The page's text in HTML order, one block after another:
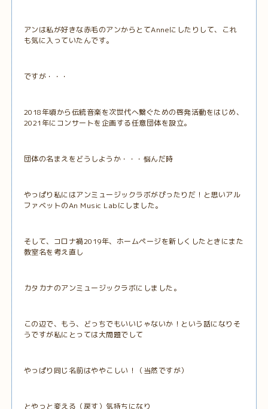
アンは私が好きな赤毛のアンからとてAnneにしたりして、これ
も気に入っていたんです。
ですが・・・
2018年頃から伝統音楽を次世代へ繋ぐための啓発活動をはじめ、
2021年にコンサートを企画する任意団体を設立。
団体の名まえをどうしようか・・・悩んだ時
やっぱり私にはアンミュージックラボがぴったりだ！と思いアル
ファベットのAn Music Labにしました。
そして、コロナ禍2019年、ホームページを新しくしたときにまた
教室名を考え直し
カタカナのアンミュージックラボにしました。
この辺で、もう、どっちでもいいじゃないか！という話になりそ
うですが私にとっては大問題でして
やっぱり同じ名前はややこしい！（当然ですが）
とやっと変える（戻す）気持ちになり